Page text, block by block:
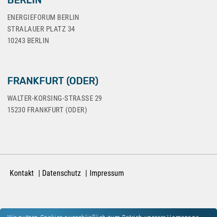
ENERGIEFORUM BERLIN
STRALAUER PLATZ 34
10243 BERLIN
FRANKFURT (ODER)
WALTER-KORSING-STRASSE 29
15230 FRANKFURT (ODER)
Kontakt Datenschutz Impressum